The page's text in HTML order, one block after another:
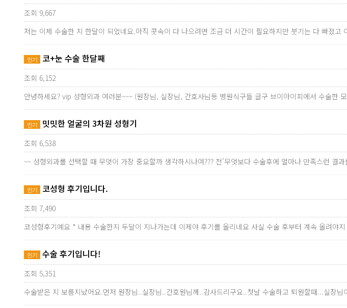
조회 9,667
저는 이제 수술한 지 한달이 되었네요.아직 콧속이 다 나으려면 조금 더 시간이 필요하지만 붓기는 다 빠졌
인기 코+눈 수술 한달째
조회 6,152
안녕하세요? vip 성형외과 여러분~~~ (원장님, 실장님, 간호사님등 병원식구들 글구 브이아이피에서 수술
인기 밋밋한 얼굴의 3차원 성형기
조회 6,538
~~ 성형외과를 선택할 때 무엇이 가장 중요할까 생각하시나여??? 전’무엇보다 수술후에 얼마나 만족스런
인기 코성형 후기입니다.
조회 7,490
코성형후기예요 * 내용 수술한지 두달이 지나가는데 이제야 후기를 올리네요 사실 수술 후부터 계속 올려
인기 수술 후기입니다!
조회 5,351
수술받은 지 보름지났어요.먼저 원장님..실장님..간호원님께..감사드리구요..첫날 수술하고 퇴원할때...실장